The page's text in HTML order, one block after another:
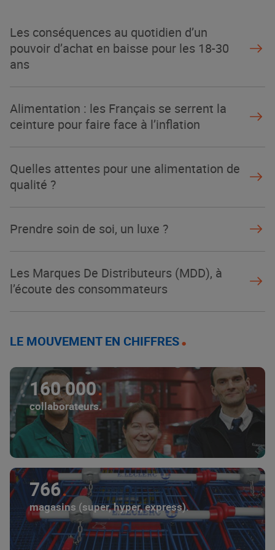
Les conséquences au quotidien d’un
pouvoir d’achat en baisse pour les 18-30
ans
Alimentation : les Français se serrent la
ceinture pour faire face à l’inflation
Quelles attentes pour une alimentation de
qualité ?
Prendre soin de soi, un luxe ?
Les Marques De Distributeurs (MDD), à
l’écoute des consommateurs
LE MOUVEMENT EN CHIFFRES
160 000
collaborateurs.
766
magasins (super, hyper, express).